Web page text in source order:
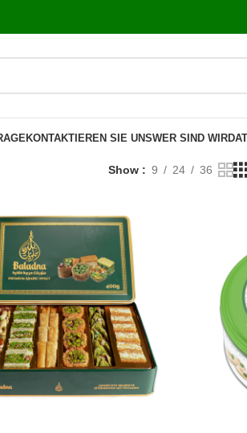
KONTAKTIEREN SIE UNSWER SIND WIR
Show 9 24 36